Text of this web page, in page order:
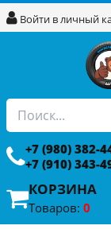
Войти в личный
+7 (980) 382-
+7 (910) 343-
КОРЗИНА
Товаров: 0